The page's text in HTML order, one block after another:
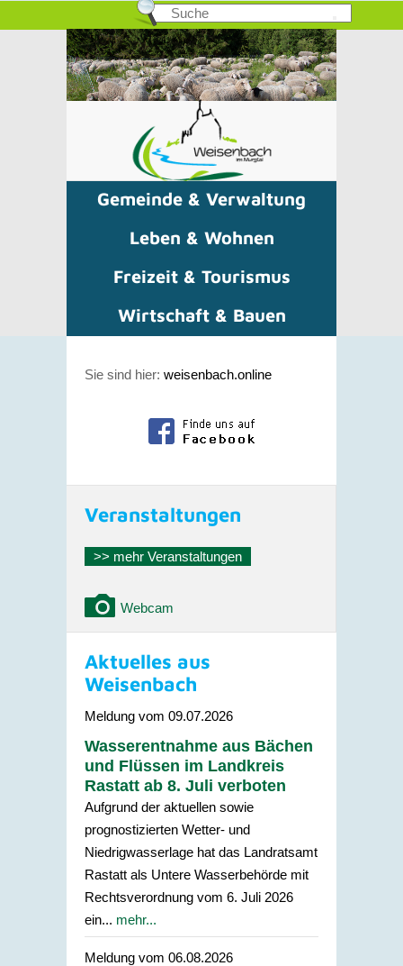
Gemeinde & Verwaltung
Leben & Wohnen
Freizeit & Tourismus
Wirtschaft & Bauen
Sie sind hier: weisenbach.online
Veranstaltungen
>> mehr Veranstaltungen
Webcam
Aktuelles aus
Weisenbach
Meldung vom 09.07.2026
Wasserentnahme aus Bächen
und Flüssen im Landkreis
Rastatt ab 8. Juli verboten
Aufgrund der aktuellen sowie
prognostizierten Wetter- und
Niedrigwasserlage hat das Landratsamt
Rastatt als Untere Wasserbehörde mit
Rechtsverordnung vom 6. Juli 2026
ein... mehr...
Meldung vom 06.08.2026